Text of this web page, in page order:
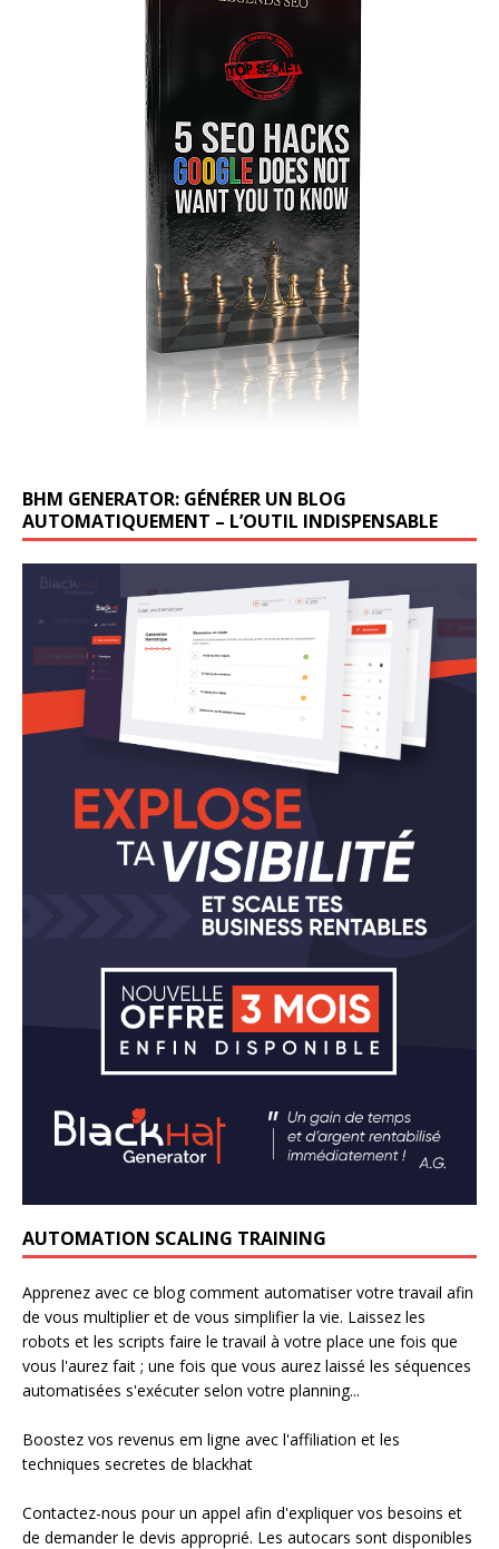
BHM GENERATOR: GÉNÉRER UN BLOG
AUTOMATIQUEMENT – L’OUTIL INDISPENSABLE
AUTOMATION SCALING TRAINING
Apprenez avec ce blog comment automatiser votre travail afin
de vous multiplier et de vous simplifier la vie. Laissez les
robots et les scripts faire le travail à votre place une fois que
vous l'aurez fait ; une fois que vous aurez laissé les séquences
automatisées s'exécuter selon votre planning...
Boostez vos revenus em ligne avec l'affiliation et les
techniques secretes de blackhat
Contactez-nous pour un appel afin d'expliquer vos besoins et
de demander le devis approprié. Les autocars sont disponibles